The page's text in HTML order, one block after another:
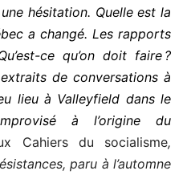
hésitation. Quelle est la
a changé. Les rapports
ce qu’on doit faire ?
de conversations à
lieu à Valleyfield dans le
à l’origine du
Cahiers du socialisme,
paru à l’automne